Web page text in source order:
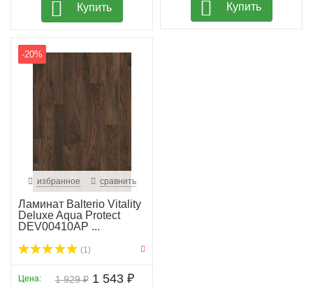
Купить Купить
-20%
избранное сравнить
Ламинат Balterio Vitality
Deluxe Aqua Protect
DEV00410AP ...
(1)
1 929 ₽
Цена: 1 543 ₽